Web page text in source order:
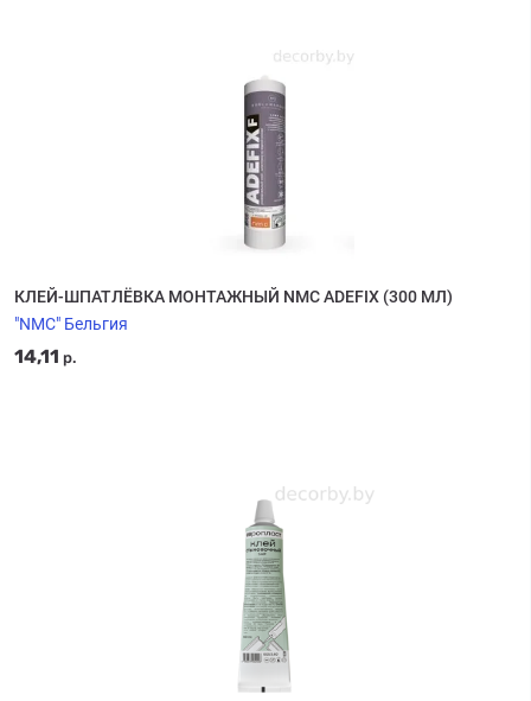
КЛЕЙ-ШПАТЛЁВКА МОНТАЖНЫЙ NMC ADEFIX (300 МЛ)
"NMC" Бельгия
14,11 р.